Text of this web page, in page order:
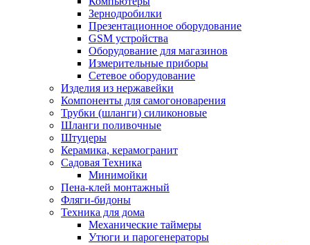
Зернодробилки
Презентационное оборудование
GSM устройства
Оборудование для магазинов
Измерительные приборы
Сетевое оборудование
Изделия из нержавейки
Компоненты для самогоноварения
Трубки (шланги) силиконовые
Шланги поливочные
Штуцеры
Керамика, керамогранит
Садовая Техника
Минимойки
Пена-клей монтажный
Фляги-бидоны
Техника для дома
Механические таймеры
Утюги и парогенераторы